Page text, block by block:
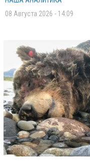
08 Августа 2026 - 14:09